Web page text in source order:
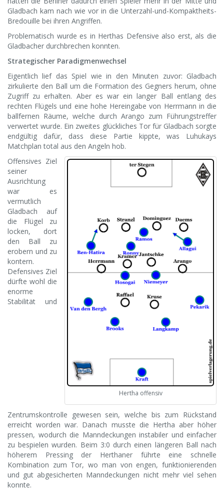
Gladbach kam nach wie vor in die Unterzahl-und-Kompaktheits-
Bredouille bei ihren Angriffen.
Problematisch wurde es in Herthas Defensive also erst, als die
Gladbacher durchbrechen konnten.
Strategischer Paradigmenwechsel
Eigentlich lief das Spiel wie in den Minuten zuvor: Gladbach
zirkulierte den Ball um die Formation des Gegners herum, ohne
Zugriff zu erhalten. Aber es war ein langer Ball entlang des
rechten Flügels und eine hohe Hereingabe von Herrmann in die
ballfernen Räume, welche durch Arango zum Führungstreffer
verwertet wurde. Ein zweites glückliches Tor für Gladbach sorgte
endgültig dafür, dass diese Partie kippte, was Luhukays
Matchplan total aus den Angeln hob.
Hertha offensiv
Offensives Ziel
seiner
Ausrichtung
war es
vermutlich
Gladbach auf
die Flügel zu
locken, dort
den Ball zu
erobern und zu
kontern.
Defensives Ziel
dürfte wohl die
enorme
Stabilität und
Zentrumskontrolle gewesen sein, welche bis zum Rückstand
erreicht worden war. Danach musste die Hertha aber höher
pressen, wodurch die Manndeckungen instabiler und einfacher
zu bespielen wurden. Beim 3:0 durch einen längeren Ball nach
höherem Pressing der Herthaner führte eine schnelle
Kombination zum Tor, wo man von engen, funktionierenden
und gut abgesicherten Manndeckungen nicht mehr viel sehen
konnte.